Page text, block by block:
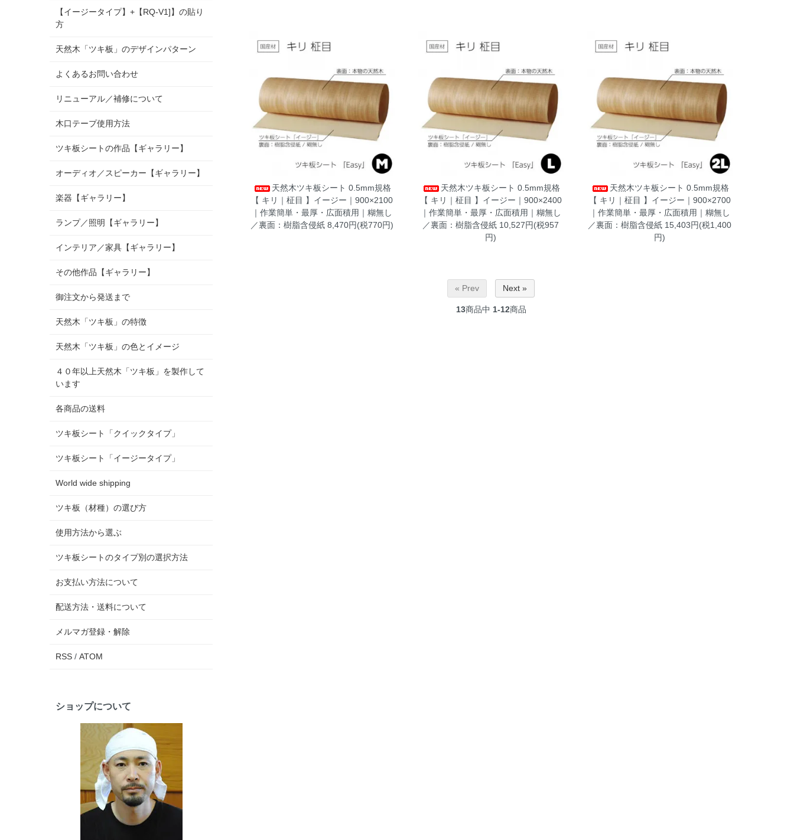
天然木ツキ板シート 0.5mm規格
【 キリ｜柾目 】イージー｜900×2100
｜作業簡単・最厚・広面積用｜糊無し
／裏面：樹脂含侵紙8,470円(税770円)
天然木ツキ板シート 0.5mm規格
【 キリ｜柾目 】イージー｜900×2400
｜作業簡単・最厚・広面積用｜糊無し
／裏面：樹脂含侵紙 10,527円(税957
円)
天然木ツキ板シート 0.5mm規格
【 キリ｜柾目 】イージー｜900×2700
｜作業簡単・最厚・広面積用｜糊無し
／裏面：樹脂含侵紙 15,403円(税1,400
円)
« Prev Next »
13商品中 1-12商品
【イージータイプ】+【RQ-V1]】の貼り
方
天然木「ツキ板」のデザインパターン
よくあるお問い合わせ
リニューアル／補修について
木口テープ使用方法
ツキ板シートの作品【ギャラリー】
オーディオ／スピーカー【ギャラリー】
楽器【ギャラリー】
ランプ／照明【ギャラリー】
インテリア／家具【ギャラリー】
その他作品【ギャラリー】
御注文から発送まで
天然木「ツキ板」の特徴
天然木「ツキ板」の色とイメージ
４０年以上天然木「ツキ板」を製作して
います
各商品の送料
ツキ板シート「クイックタイプ」
ツキ板シート「イージータイプ」
World wide shipping
ツキ板（材種）の選び方
使用方法から選ぶ
ツキ板シートのタイプ別の選択方法
お支払い方法について
配送方法・送料について
メルマガ登録・解除
RSS / ATOM
ショップについて